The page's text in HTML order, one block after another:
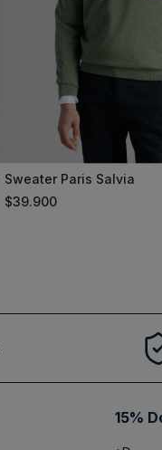
L
Sweater Paris Salvia
$39.900
15%